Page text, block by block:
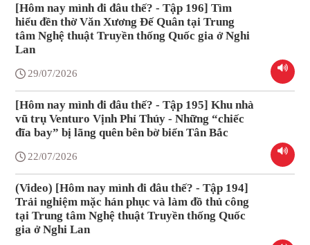
[Hôm nay mình đi đâu thế? - Tập 196] Tìm
hiểu đền thờ Văn Xương Đế Quân tại Trung
tâm Nghệ thuật Truyền thống Quốc gia ở Nghi
Lan
29/07/2026
[Hôm nay mình đi đâu thế? - Tập 195] Khu nhà
vũ trụ Venturo Vịnh Phỉ Thúy - Những “chiếc
đĩa bay” bị lãng quên bên bờ biển Tân Bắc
22/07/2026
(Video) [Hôm nay mình đi đâu thế? - Tập 194]
Trải nghiệm mặc hán phục và làm đồ thủ công
tại Trung tâm Nghệ thuật Truyền thống Quốc
gia ở Nghi Lan